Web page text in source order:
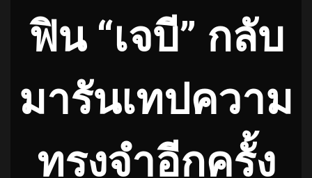
ฟิน “เจบี” กลับ
มารันเทปความ
ทรงจำอีกครั้ง